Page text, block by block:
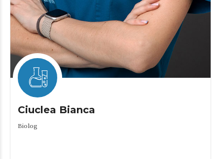
Ciuclea Bianca
Biolog